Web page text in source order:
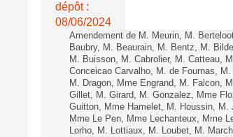
dépôt :
08/06/2024
Amendement de M. Meurin, M.
Baubry, M. Beaurain, M. Bentz, M.
M. Buisson, M. Cabrolier, M. Catteau,
Conceicao Carvalho, M. de Fournas,
M. Dragon, Mme Engrand, M. Falcon,
Gillet, M. Girard, M. Gonzalez, Mme
Guitton, Mme Hamelet, M. Houssin,
Mme Le Pen, Mme Lechanteux, Mme
Lorho, M. Lottiaux, M. Loubet, M.